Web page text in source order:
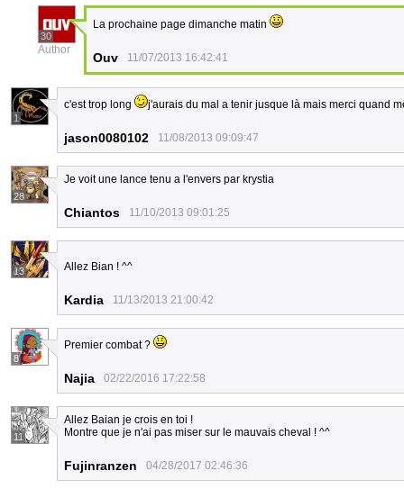
30
Author
La prochaine page dimanche matin
Ouv 11/07/2013 16:42:41
1
c'est trop long j'aurais du mal a tenir jusque là mais merci quand
jason0080102 11/08/2013 09:09:47
28
Je voit une lance tenu a l'envers par krystia
Chiantos 11/10/2013 09:01:25
13 Allez Bian ! ^^
Kardia 11/13/2013 21:00:42
8
Premier combat ?
Najia 02/22/2016 17:22:58
11
Allez Baian je crois en toi !
Montre que je n'ai pas miser sur le mauvais cheval ! ^^
Fujinranzen 04/28/2017 02:46:36